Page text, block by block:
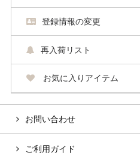
登録情報の変更
再入荷リスト
お気に入りアイテム
お問い合わせ
ご利用ガイド